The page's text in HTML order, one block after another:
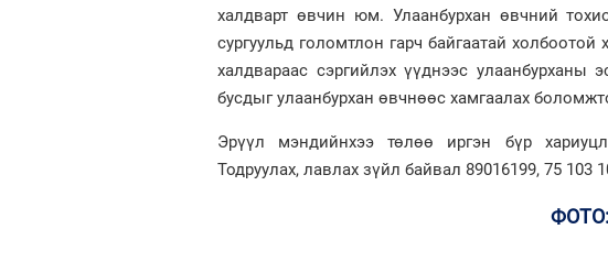
халдварт өвчин юм. Улаанбурхан өвчний
сургуульд голомтлон гарч байгаатай
халдвараас сэргийлэх үүднээс улаанбурханы
бусдыг улаанбурхан өвчнөөс хамгаалах
Эрүүл мэндийнхээ төлөө иргэн бүр
Тодруулах, лавлах зүйл байвал 89016199, 75 103
ФОТО: